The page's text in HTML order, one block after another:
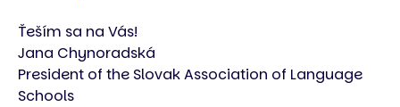
Ťeším sa na Vás!
Jana Chynoradská
President of the Slovak Association of Language
Schools